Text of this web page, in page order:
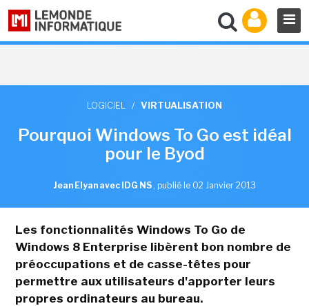
LOGICIEL / VIRTUALISATION
Pourquoi Windows To Go est idéal
pour le Byod
Jean Elyan avec IDG NS , publié le 02 Janvier 2013
Les fonctionnalités Windows To Go de
Windows 8 Enterprise libèrent bon nombre de
préoccupations et de casse-têtes pour
permettre aux utilisateurs d'apporter leurs
propres ordinateurs au bureau.